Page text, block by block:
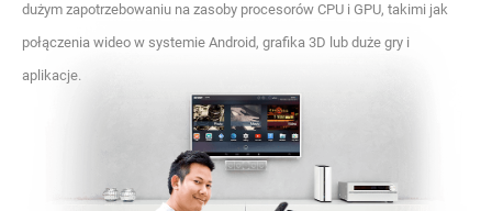
dużym zapotrzebowaniu na zasoby procesorów CPU i GPU, takimi jak
połączenia wideo w systemie Android, grafika 3D lub duże gry i
aplikacje.